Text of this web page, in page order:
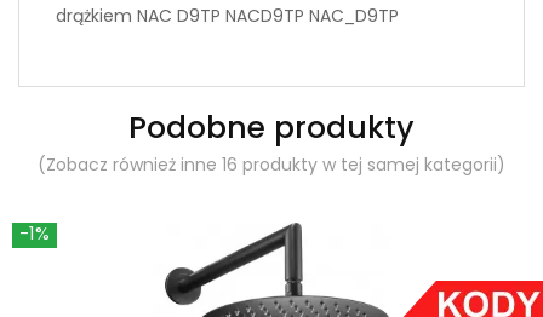
drążkiem NAC D9TP NACD9TP NAC_D9TP
Podobne produkty
(Zobacz również inne 16 produkty w tej samej kategorii)
-1%